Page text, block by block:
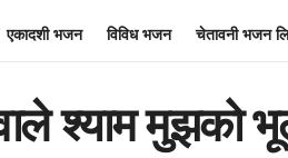
एकादशी भजन विविध भजन चेतावनी भजन
श्याम मुझको